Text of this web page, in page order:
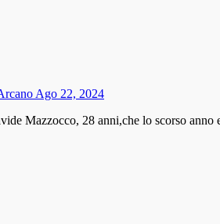
Ago 22, 2024
Mazzocco, 28 anni,che lo scorso